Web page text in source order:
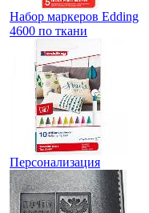
Набор маркеров Edding
4600 по ткани
Персонализация